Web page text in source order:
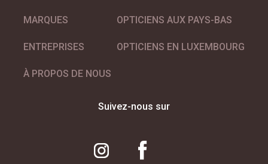
MARQUES
ENTREPRISES
À PROPOS DE NOUS
OPTICIENS AUX PAYS-BAS
OPTICIENS EN LUXEMBOURG
Suivez-nous sur